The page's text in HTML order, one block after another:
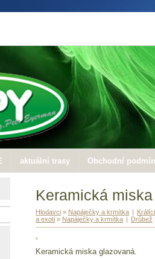
aktuální trasy Obchodní
Keramická
Hlodavci » Napáječky a krmítka | Králíci
a exoti » Napáječky a krmítka | Drůbež
Keramická miska glazovaná.